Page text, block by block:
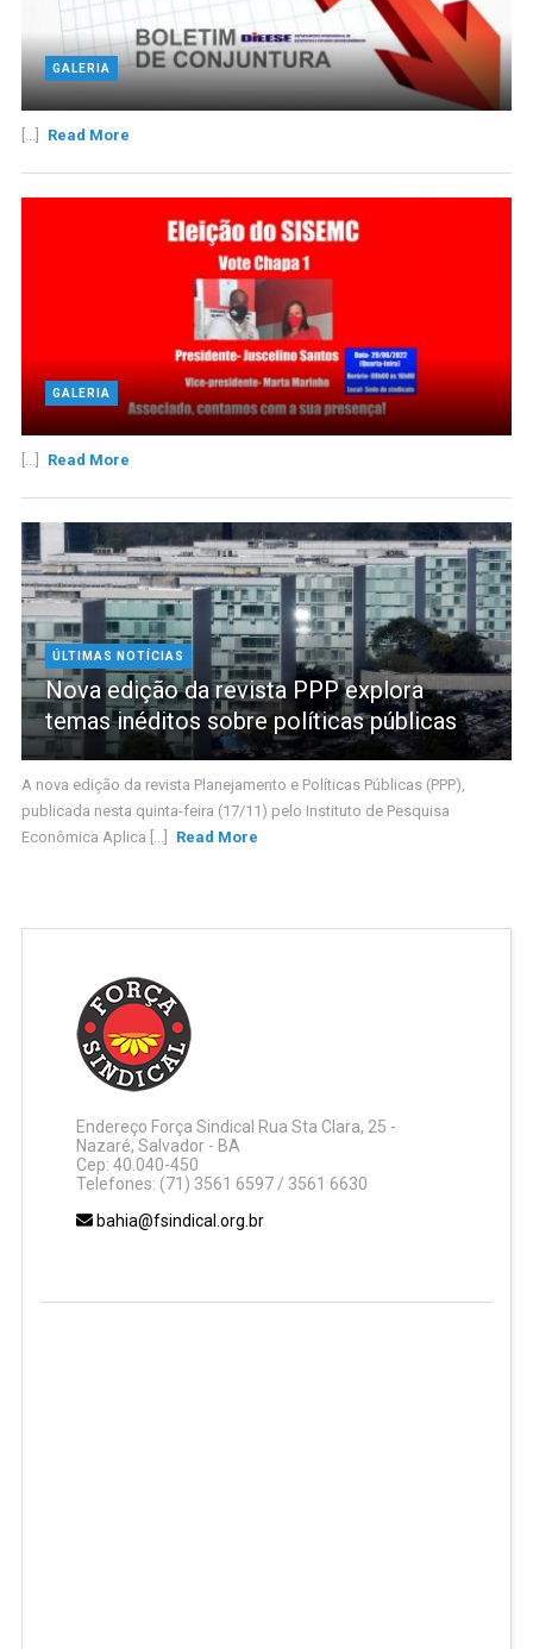
GALERIA
[...] Read More
GALERIA
[...] Read More
ÚLTIMAS NOTÍCIAS
Nova edição da revista PPP explora
temas inéditos sobre políticas públicas
A nova edição da revista Planejamento e Políticas Públicas (PPP),
publicada nesta quinta-feira (17/11) pelo Instituto de Pesquisa
Econômica Aplica [...]
Read More
Endereço Força Sindical Rua Sta Clara, 25 -
Nazaré, Salvador - BA
Cep: 40.040-450
Telefones: (71) 3561 6597 / 3561 6630
bahia@fsindical.org.br